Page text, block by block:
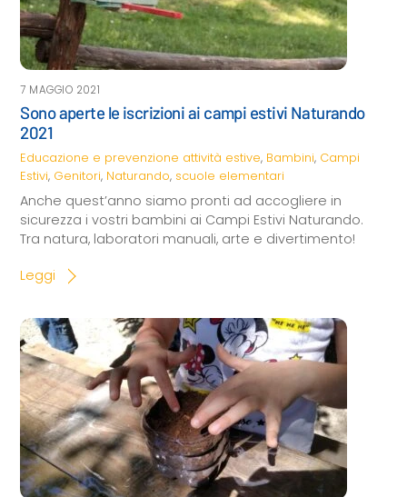
7 MAGGIO 2021
Sono aperte le iscrizioni ai campi estivi Naturando
2021
Educazione e prevenzione attività estive, Bambini, Campi
Estivi, Genitori, Naturando, scuole elementari
Anche quest’anno siamo pronti ad accogliere in
sicurezza i vostri bambini ai Campi Estivi Naturando.
Tra natura, laboratori manuali, arte e divertimento!
Leggi